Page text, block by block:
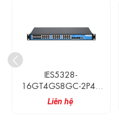
IES5328-
16GT4GS8GC-2P48
3Onedata Switch Công
Nghiệp 16 Cổng
Liên hệ